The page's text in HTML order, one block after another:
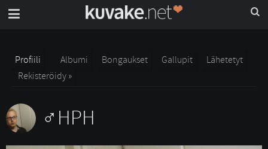
Profiili Albumi Bongaukset Gallupit
Lähetetyt
Rekisteröidy »
HPH